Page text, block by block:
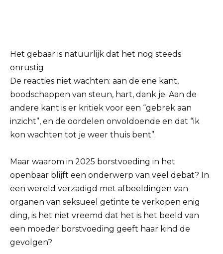
Het gebaar is natuurlijk dat het nog steeds
onrustig
De reacties niet wachten: aan de ene kant,
boodschappen van steun, hart, dank je. Aan de
andere kant is er kritiek voor een “gebrek aan
inzicht”, en de oordelen onvoldoende en dat “ik
kon wachten tot je weer thuis bent”.
Maar waarom in 2025 borstvoeding in het
openbaar blijft een onderwerp van veel debat? In
een wereld verzadigd met afbeeldingen van
organen van seksueel getinte te verkopen enig
ding, is het niet vreemd dat het is het beeld van
een moeder borstvoeding geeft haar kind de
gevolgen?